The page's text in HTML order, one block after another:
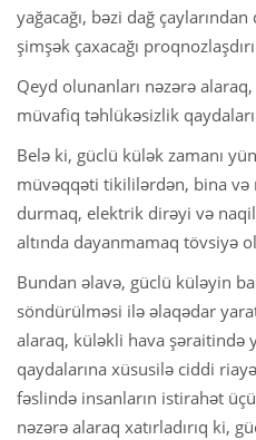
yağacağı, bəzi dağ
şimşək çaxacağı
Qeyd olunanları nəzərə
müvafiq təhlükəsizlik
Belə ki, güclü külək zamanı
müvəqqəti tikililərdən, bina
durmaq, elektrik dirəyi və
altında dayanmamaq tövsiyə
Bundan əlavə, güclü küləyin
söndürülməsi ilə əlaqədar
alaraq, küləkli hava şəraitində
qaydalarına xüsusilə ciddi
fəslində insanların istirahət
nəzərə alaraq xatırladırıq ki,